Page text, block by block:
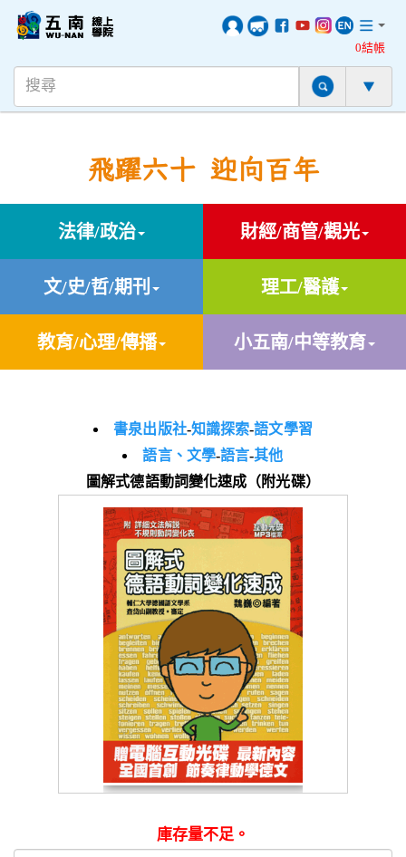
0結帳
飛躍六十 迎向百年
法律/政治 財經/商管/觀光
文/史/哲/期刊 理工/醫護
教育/心理/傳播 小五南/中等教育
書泉出版社-知識探索-語文學習
語言、文學-語言-其他
圖解式德語動詞變化速成（附光碟）
庫存量不足。